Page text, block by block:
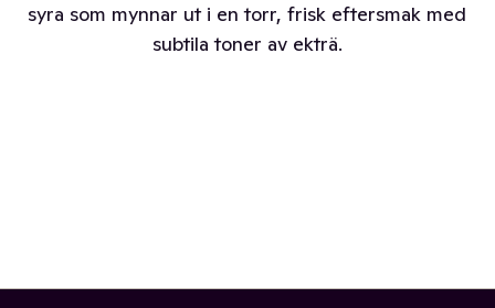
syra som mynnar ut i en torr, frisk eftersmak med
subtila toner av ekträ.